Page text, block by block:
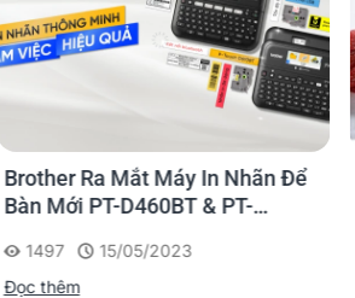
Brother Ra Mắt Máy In Nhãn Để
Bàn Mới PT-D460BT & PT-
Cho Dân Văn Phòng
1497
15/05/2023
Đọc thêm